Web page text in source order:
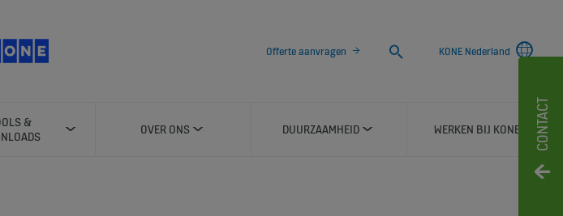
CONTACT
Offerte aanvragen
Zoeken
KONE Nederland
&
OVER ONS DUURZAAMHEID WERKEN BIJ KONE